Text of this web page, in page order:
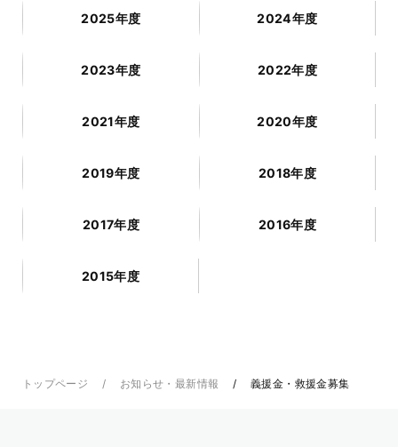
2025年度 2024年度
2023年度 2022年度
2021年度 2020年度
2019年度 2018年度
2017年度 2016年度
2015年度
トップページ お知らせ・最新情報 義援金・救援金募集